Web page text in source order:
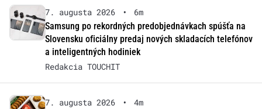
7. augusta 2026 •
6m
Samsung po rekordných predobjednávkach spúšťa na
Slovensku oficiálny predaj nových skladacích telefónov
a inteligentných hodiniek
Redakcia TOUCHIT
7. augusta 2026 •
4m